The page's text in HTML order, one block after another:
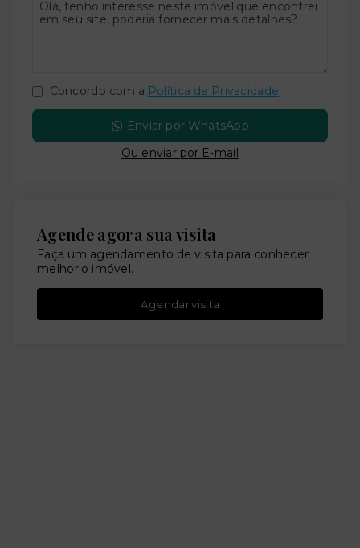
Concordo com a Política de Privacidade
Enviar por WhatsApp
Ou enviar por E-mail
Agende agora sua visita
Faça um agendamento de visita para conhecer
melhor o imóvel.
Agendar visita